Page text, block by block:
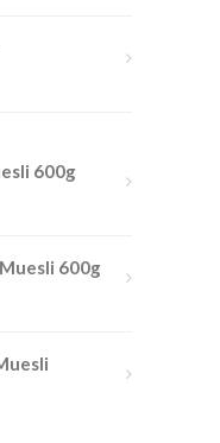
600g
600g